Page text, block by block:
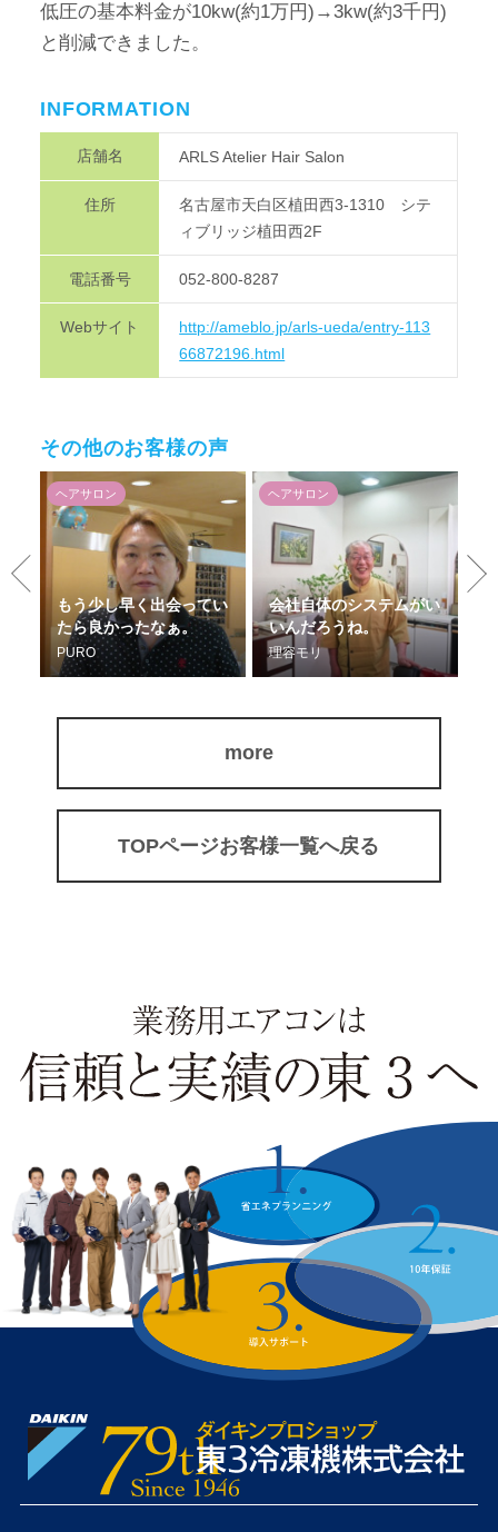
低圧の基本料金が10kw(約1万円)→3kw(約3千円)
と削減できました。
INFORMATION
店舗名 ARLS Atelier Hair Salon
住所
名古屋市天白区植田西3-1310 シテ
ィブリッジ植田西2F
電話番号 052-800-8287
Webサイト
http://ameblo.jp/arls-ueda/entry-113
66872196.html
その他のお客様の声
ヘアサロン
もう少し早く出会ってい
たら良かったなぁ。
PURO
ヘアサロン
会社自体のシステムがい
いんだろうね。
理容モリ
TOPページお客様一覧へ戻る
more